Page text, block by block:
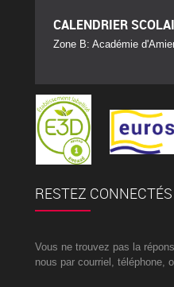
CALENDRIER
Zone B: Académie
RESTEZ CONNECTÉS
Vous ne trouvez pas la
nous par courriel, téléphone,